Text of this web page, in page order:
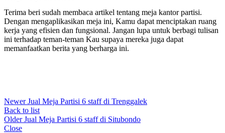
Terima beri sudah membaca artikel tentang meja kantor partisi.
Dengan mengaplikasikan meja ini, Kamu dapat menciptakan ruang
kerja yang efisien dan fungsional. Jangan lupa untuk berbagi tulisan
ini terhadap teman-teman Kau supaya mereka juga dapat
memanfaatkan berita yang berharga ini.
Newer Jual Meja Partisi 6 staff di Trenggalek
Back to list
Older Jual Meja Partisi 6 staff di Situbondo
Close